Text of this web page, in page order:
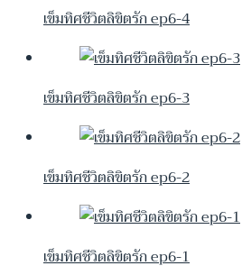
เข็มทิศชีวิตลิขิตรัก ep6-4
เข็มทิศชีวิตลิขิตรัก ep6-3
เข็มทิศชีวิตลิขิตรัก ep6-2
เข็มทิศชีวิตลิขิตรัก ep6-1